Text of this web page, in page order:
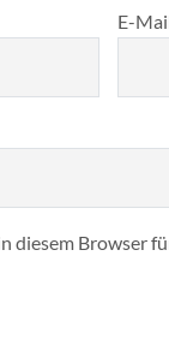
E-
diesem Browser